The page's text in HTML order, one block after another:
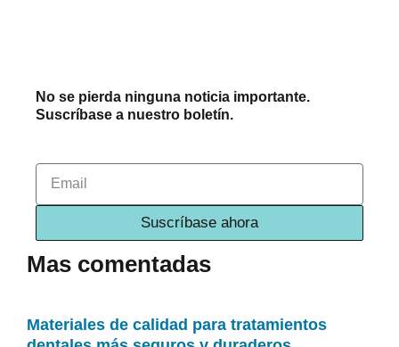
No se pierda ninguna noticia importante.
Suscríbase a nuestro boletín.
Suscríbase ahora
Mas comentadas
Materiales de calidad para tratamientos